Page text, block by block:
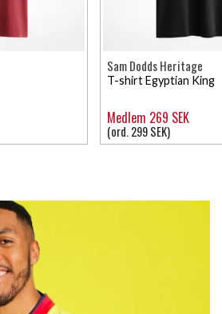
Sam Dodds Heritage
T-shirt Egyptian King
Medlem 269 SEK
(ord. 299 SEK)